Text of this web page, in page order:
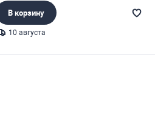
В корзину
10 августа